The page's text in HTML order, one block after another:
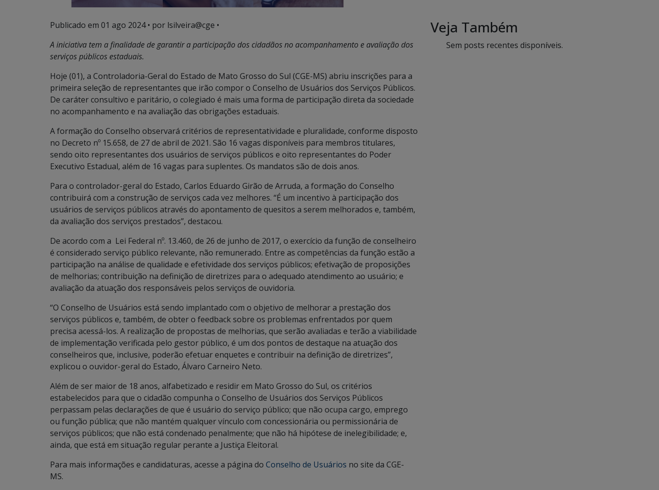
Publicado em 01 ago 2024• por lsilveira@cge •
A iniciativa tem a finalidade de garantir a participação dos cidadãos no acompanhamento e avaliação dos
serviços públicos estaduais.
Hoje (01), a Controladoria-Geral do Estado de Mato Grosso do Sul (CGE-MS) abriu inscrições para a
primeira seleção de representantes que irão compor o Conselho de Usuários dos Serviços Públicos.
De caráter consultivo e paritário, o colegiado é mais uma forma de participação direta da sociedade
no acompanhamento e na avaliação das obrigações estaduais.
A formação do Conselho observará critérios de representatividade e pluralidade, conforme disposto
no Decreto nº 15.658, de 27 de abril de 2021. São 16 vagas disponíveis para membros titulares,
sendo oito representantes dos usuários de serviços públicos e oito representantes do Poder
Executivo Estadual, além de 16 vagas para suplentes. Os mandatos são de dois anos.
Para o controlador-geral do Estado, Carlos Eduardo Girão de Arruda, a formação do Conselho
contribuirá com a construção de serviços cada vez melhores. “É um incentivo à participação dos
usuários de serviços públicos através do apontamento de quesitos a serem melhorados e, também,
da avaliação dos serviços prestados”, destacou.
De acordo com a Lei Federal nº. 13.460, de 26 de junho de 2017, o exercício da função de conselheiro
é considerado serviço público relevante, não remunerado. Entre as competências da função estão a
participação na análise de qualidade e efetividade dos serviços públicos; efetivação de proposições
de melhorias; contribuição na definição de diretrizes para o adequado atendimento ao usuário; e
avaliação da atuação dos responsáveis pelos serviços de ouvidoria.
“O Conselho de Usuários está sendo implantado com o objetivo de melhorar a prestação dos
serviços públicos e, também, de obter o feedback sobre os problemas enfrentados por quem
precisa acessá-los. A realização de propostas de melhorias, que serão avaliadas e terão a viabilidade
de implementação verificada pelo gestor público, é um dos pontos de destaque na atuação dos
conselheiros que, inclusive, poderão efetuar enquetes e contribuir na definição de diretrizes”,
explicou o ouvidor-geral do Estado, Álvaro Carneiro Neto.
Além de ser maior de 18 anos, alfabetizado e residir em Mato Grosso do Sul, os critérios
estabelecidos para que o cidadão compunha o Conselho de Usuários dos Serviços Públicos
perpassam pelas declarações de que é usuário do serviço público; que não ocupa cargo, emprego
ou função pública; que não mantém qualquer vínculo com concessionária ou permissionária de
serviços públicos; que não está condenado penalmente; que não há hipótese de inelegibilidade; e,
ainda, que está em situação regular perante a Justiça Eleitoral.
Para mais informações e candidaturas, acesse a página do Conselho de Usuários no site da CGE-
MS.
Veja Também
Sem posts recentes disponíveis.